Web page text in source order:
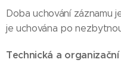
Doba uchování záznamu
je uchována po
Technická a